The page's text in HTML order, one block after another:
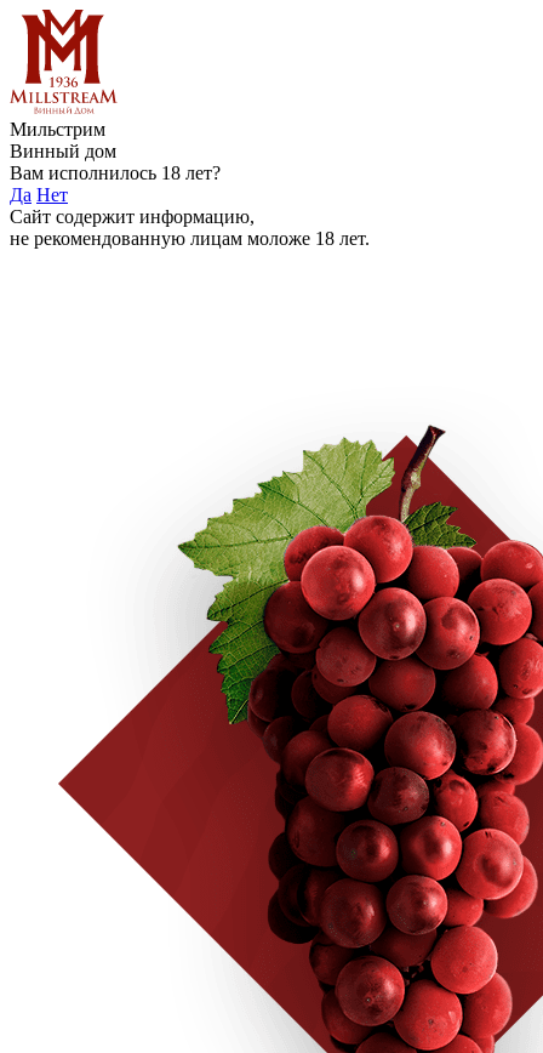
Мильстрим
Винный дом
Вам исполнилось 18 лет?
Да Нет
Сайт содержит информацию,
не рекомендованную лицам моложе 18 лет.